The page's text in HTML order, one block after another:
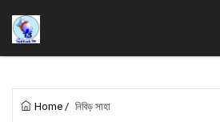
Home / নিবিড় সাহা